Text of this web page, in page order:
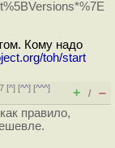
Кому надо
toh/start
[^] [^^] [^^^]
+ / –
правило,